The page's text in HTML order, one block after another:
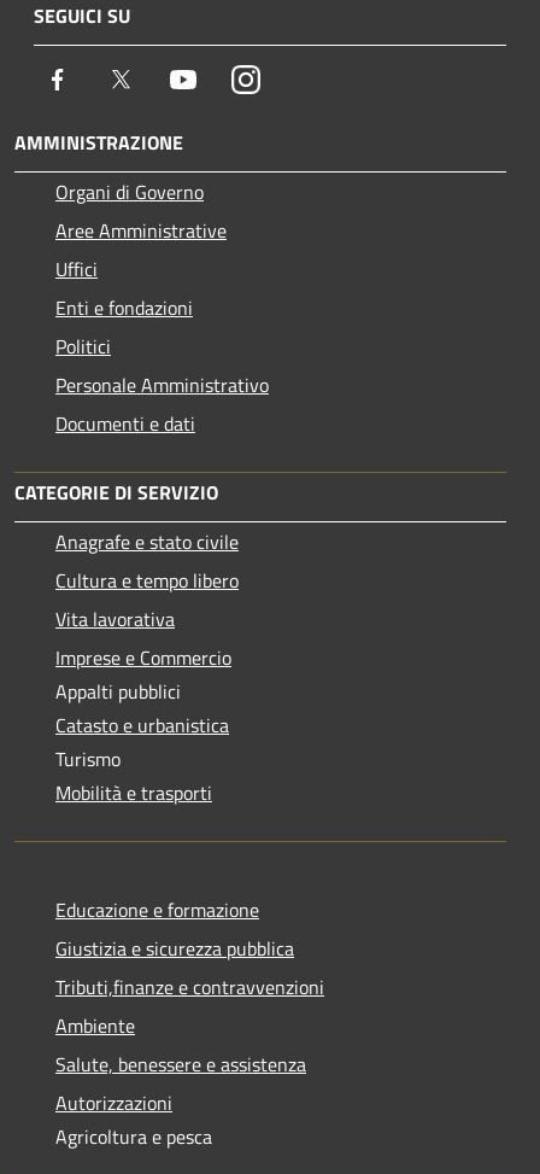
SEGUICI SU
Facebook Twitter YoutubeInstagram
AMMINISTRAZIONE
Organi di Governo
Aree Amministrative
Uffici
Enti e fondazioni
Politici
Personale Amministrativo
Documenti e dati
CATEGORIE DI SERVIZIO
Anagrafe e stato civile
Cultura e tempo libero
Vita lavorativa
Imprese e Commercio
Appalti pubblici
Catasto e urbanistica
Turismo
Mobilità e trasporti
Educazione e formazione
Giustizia e sicurezza pubblica
Tributi,finanze e contravvenzioni
Ambiente
Salute, benessere e assistenza
Autorizzazioni
Agricoltura e pesca